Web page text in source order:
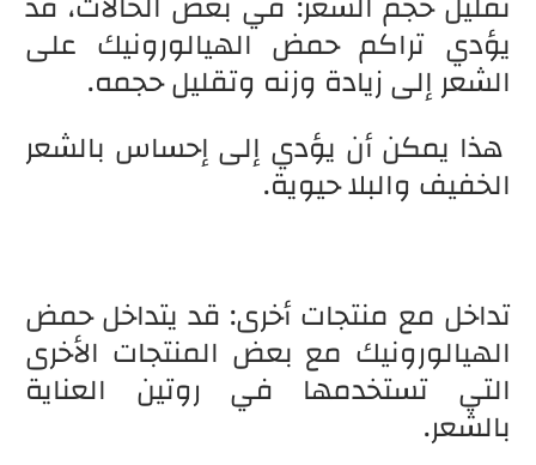
يؤدي تراكم حمض الهيالورونيك على
الشعر إلى زيادة وزنه وتقليل حجمه.
هذا يمكن أن يؤدي إلى إحساس بالشعر
الخفيف والبلا حيوية.
تداخل مع منتجات أخرى: قد يتداخل حمض
الهيالورونيك مع بعض المنتجات الأخرى
التي تستخدمها في روتين العناية
بالشعر.